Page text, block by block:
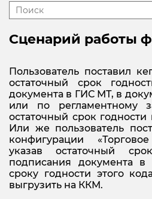
Сценарий работы
Пользователь поставил
остаточный срок
документа в ГИС МТ, в
или по регламентному
остаточный срок
Или же пользователь
конфигурации
указав остаточный
подписания документа
сроку годности этого
выгрузить на ККМ.